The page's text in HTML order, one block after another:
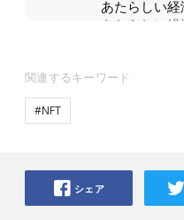
関連するキーワード
#NFT
シェア